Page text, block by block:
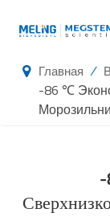
Главная /
-86 ℃